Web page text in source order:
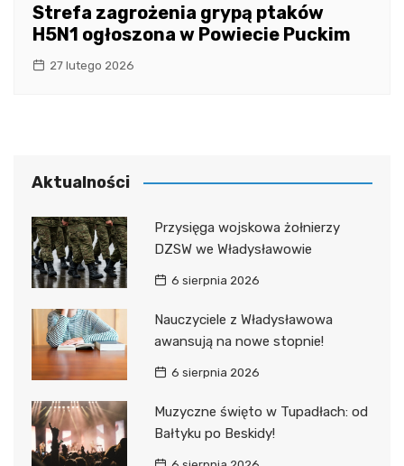
Strefa zagrożenia grypą ptaków
H5N1 ogłoszona w Powiecie Puckim
27 lutego 2026
Aktualności
Przysięga wojskowa żołnierzy
DZSW we Władysławowie
6 sierpnia 2026
Nauczyciele z Władysławowa
awansują na nowe stopnie!
6 sierpnia 2026
Muzyczne święto w Tupadłach: od
Bałtyku po Beskidy!